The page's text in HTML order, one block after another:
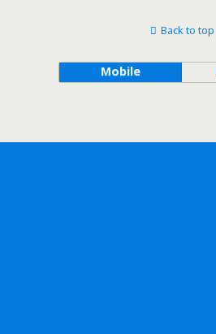
Back to top
Mobile